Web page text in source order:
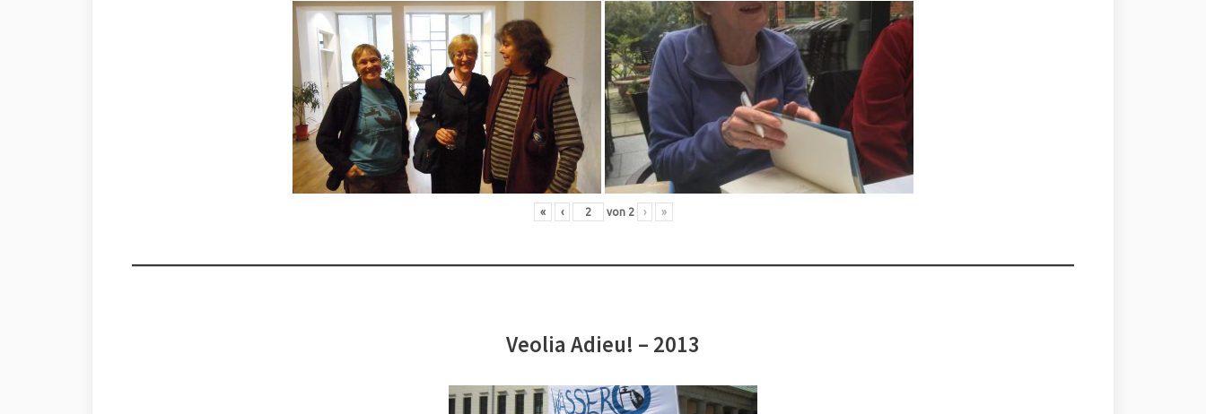
« ‹ von 2 › »
Veolia Adieu! – 2013